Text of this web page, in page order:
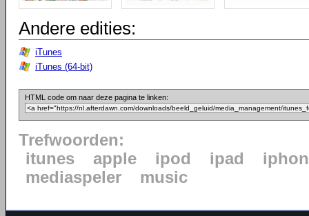
Andere edities:
iTunes
iTunes (64-bit)
HTML code om naar deze pagina te linken:
Trefwoorden:
itunes
apple ipod ipad
mediaspeler
music